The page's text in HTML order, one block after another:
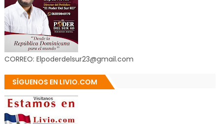
CORREO: Elpoderdelsur23@gmail.com
SÍGUENOS EN LIVIO.COM